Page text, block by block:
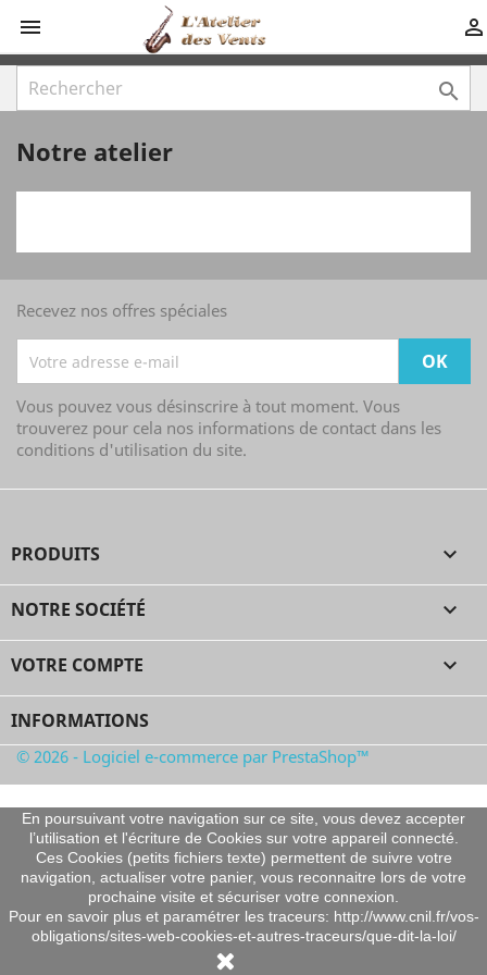
 

Notre atelier
Recevez nos offres spéciales
Vous pouvez vous désinscrire à tout moment. Vous
trouverez pour cela nos informations de contact dans les
conditions d'utilisation du site.
PRODUITS 
NOTRE SOCIÉTÉ 
VOTRE COMPTE 
En poursuivant votre navigation sur ce site, vous devez accepter
l’utilisation et l'écriture de Cookies sur votre appareil connecté.
Ces Cookies (petits fichiers texte) permettent de suivre votre
navigation, actualiser votre panier, vous reconnaitre lors de votre
prochaine visite et sécuriser votre connexion.
Pour en savoir plus et paramétrer les traceurs: http://www.cnil.fr/vos-
obligations/sites-web-cookies-et-autres-traceurs/que-dit-la-loi/
INFORMATIONS
© 2026 - Logiciel e-commerce par PrestaShop™